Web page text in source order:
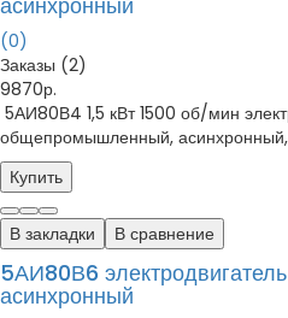
(0)
Заказы (2)
9870р.
5АИ80В4 1,5 кВт 1500 об/мин
общепромышленный, асинхронный,
Купить
В закладки В сравнение
5АИ80В6
асинхронный